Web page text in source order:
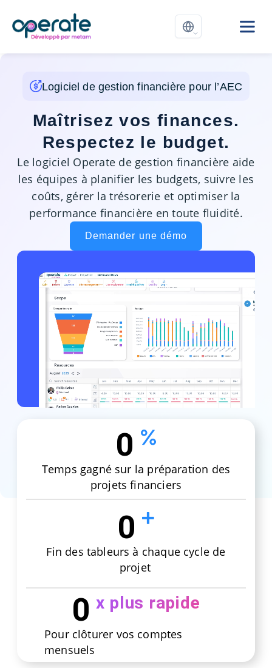
Logiciel de gestion financière pour l’AEC
Maîtrisez vos finances.
Respectez le budget.
Le logiciel Operate de gestion financière aide
les équipes à planifier les budgets, suivre les
coûts, gérer la trésorerie et optimiser la
performance financière en toute fluidité.
Demander une démo
Temps gagné sur la préparation des
projets financiers
0
Fin des tableurs à chaque cycle de
projet
0
Pour clôturer vos comptes
mensuels
0 x plus rapide